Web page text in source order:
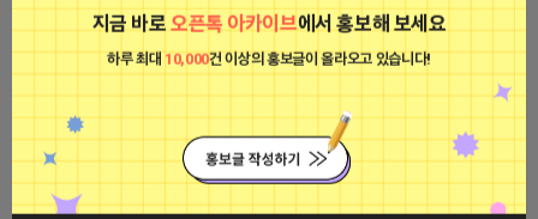
지금 바로오픈톡 아카이브에서 홍보해 보세요
하루 최대10,000건 이상의 홍보글이 올라오고 있습니다!
내&관리
(카톡) pp235
2026-04-16 17:37 댓글: 0개
모든 문의 환영입니다 ! (전화기) -
영수증 / 예약자 / 앱리뷰 - 플레이
스 25일 보장형으로 후불결제 가능
- 언론 진행중 - 블로그 건바이, 월보
장, 최블, 막배포 - 칼답보장! (카톡)
downy33
2026-04-16 17:01 댓글: 0개
■아이피몬스터■